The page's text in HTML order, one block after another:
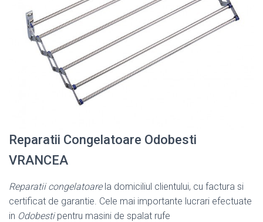
Reparatii Congelatoare Odobesti
VRANCEA
Reparatii congelatoarela domiciliul clientului, cu factura si
certificat de garantie. Cele mai importante lucrari efectuate
in Odobestipentru masini de spalat rufe